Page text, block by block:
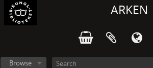
ARKEN
Browse